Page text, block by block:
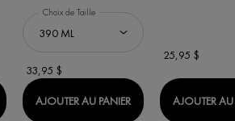
DERCOS REVITALISANT CUIR CHEVELU À
Choix de Taille
33,95 $
AJOUTER AU PANIER DERCOS 2-EN-1
25,95 $
AJOUTER AU